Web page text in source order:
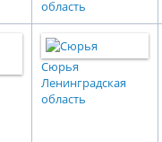
область
Сюрья
Ленинградская
область